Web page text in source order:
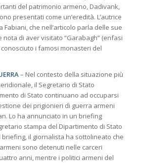
del patrimonio armeno, Dadivank,
presentati come un’eredità. L’autrice
Fabiani, che nell’articolo parla delle sue
nota di aver visitato “Garabagh” (enfasi
conosciuto i famosi monasteri del
– Nel contesto della situazione più
il Segretario di Stato
di Stato continuano ad occuparsi
dei prigionieri di guerra armeni
Lo ha annunciato in un briefing
stampa del Dipartimento di Stato
il giornalista ha sottolineato che
sono detenuti nelle carceri
anni, mentre i politici armeni del